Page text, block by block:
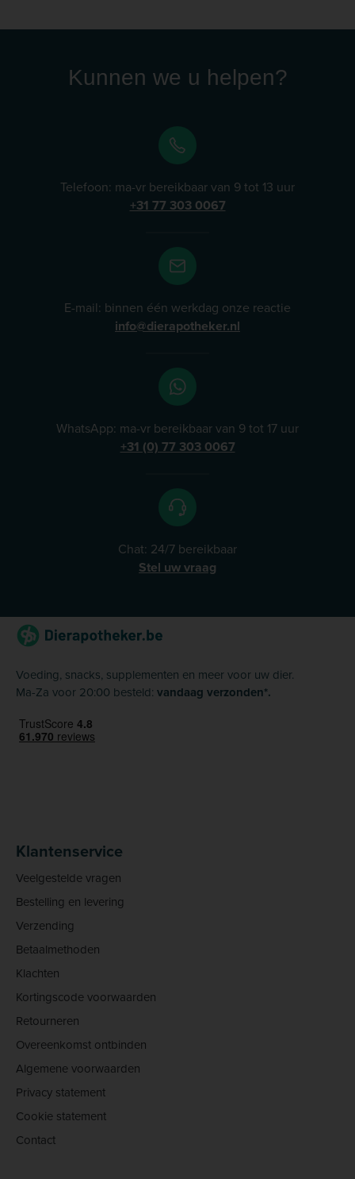
ondersteunt Plaqtiv+ een goede mondverzorging naast
Lees meerKunnen we u helpen?
Telefoon: ma-vr bereikbaar van 9 tot 13 uur
+31 77 303 0067
E-mail: binnen één werkdag onze reactie
info@dierapotheker.nl
WhatsApp: ma-vr bereikbaar van 9 tot 17 uur
+31 (0) 77 303 0067
Chat: 24/7 bereikbaar
Stel uw vraag
Voeding, snacks, supplementen en meer voor uw dier.
Ma-Za voor 20:00 besteld: vandaag verzonden*.
Klantenservice
Veelgestelde vragen
Bestelling en levering
Verzending
Betaalmethoden
Klachten
Kortingscode voorwaarden
Retourneren
Overeenkomst ontbinden
Algemene voorwaarden
Privacy statement
Cookie statement
Contact